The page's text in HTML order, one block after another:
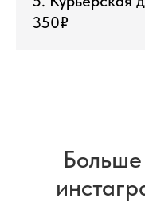
350₽